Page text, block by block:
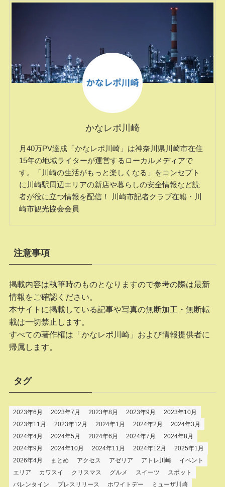
かなレポ川崎
月40万PV達成「かなレポ川崎」は神奈川県川崎市在住
15年の地域ライターが運営するローカルメディアで
す。「川崎の生活がもっと楽しくなる」をコンセプト
に川崎駅周辺エリアの新店や暮らしの安全情報など読
者が役に立つ情報を配信！ 川崎市記者クラブ在籍・川
崎市観光協会会員
注意事項
掲載内容は執筆時のものとなりますので参考の際は最新
情報をご確認ください。
本サイトに掲載している記事や写真の無断加工・無断転
載は一切禁止します。
すべての著作権は「かなレポ川崎」および情報提供者に
帰属します。
タグ
2023年6月 2023年7月 2023年8月 2023年9月
2023年10月
2023年11月
2023年12月 2024年1月 2024年2月
2024年3月
2024年4月
2024年5月 2024年6月 2024年7月
2024年8月
2024年9月
2024年10月 2024年11月 2024年12月
2025年1月
2026年4月
まとめ アクセス アゼリア アトレ川崎
イベント
エリア
カワスイ クリスマス グルメ スイーツ
スポット
バレンタイン
プレスリリース ホワイトデー ミューザ川崎